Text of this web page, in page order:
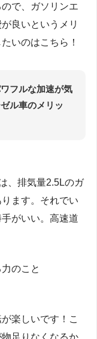
で、ガソリンエ
良いというメリ
いのはこちら！
フルな加速が気
ル車のメリッ
、排気量2.5Lのガ
ます。それでい
がいい。高速道
のこと
楽しいです！こ
足りなくなるか